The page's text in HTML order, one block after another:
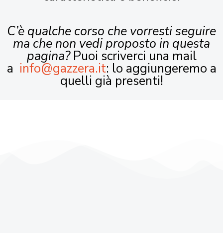
C’è qualche corso che vorresti seguire
ma che non vedi proposto in questa
pagina?Puoi scriverci una mail
a info@gazzera.it: lo aggiungeremo a
quelli già presenti!